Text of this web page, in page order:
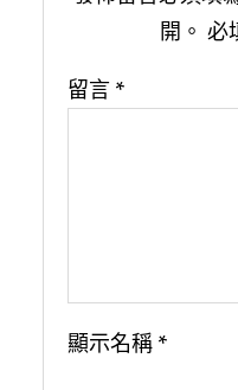
開。 必
留言 *
顯示名稱 *